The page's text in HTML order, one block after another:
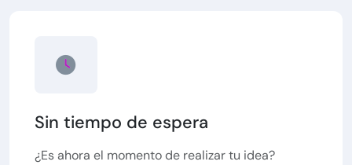
Sin tiempo de espera
¿Es ahora el momento de realizar tu idea?